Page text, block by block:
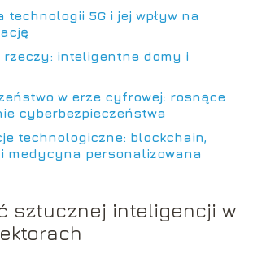
technologii 5G i jej wpływ na
rzeczy: inteligentne domy i
w erze cyfrowej: rosnące
cyberbezpieczeństwa
technologiczne: blockchain,
i medycyna personalizowana
sztucznej inteligencji w